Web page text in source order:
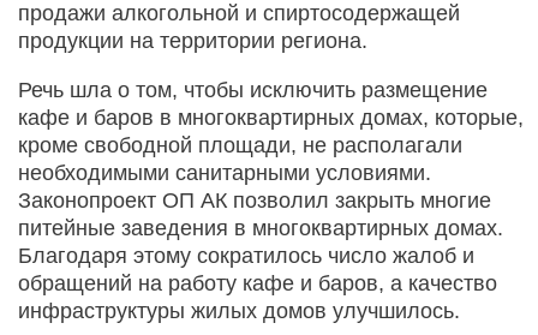
продажи алкогольной и спиртосодержащей
продукции на территории региона.
Речь шла о том, чтобы исключить размещение
кафе и баров в многоквартирных домах, которые,
кроме свободной площади, не располагали
необходимыми санитарными условиями.
Законопроект ОП АК позволил закрыть многие
питейные заведения в многоквартирных домах.
Благодаря этому сократилось число жалоб и
обращений на работу кафе и баров, а качество
инфраструктуры жилых домов улучшилось.